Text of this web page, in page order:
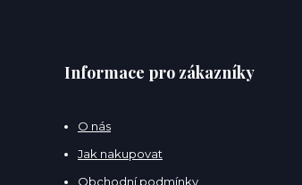
Informace pro zákazníky
O nás
Jak nakupovat
Obchodní podmínky